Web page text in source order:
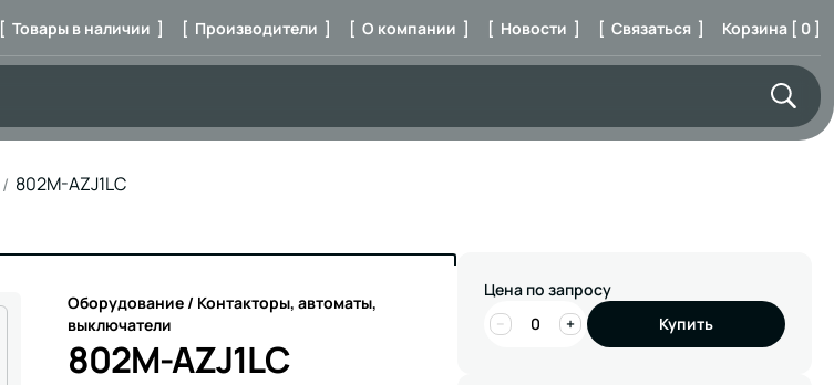
[ Товары в наличии ] [ Производители ] [ О компании ] [ Новости ] [ Связаться ] Корзина [ 0 ]
802M-AZJ1LC
Оборудование / Контакторы, автоматы,
выключатели
802M-AZJ1LC
Цена по запросу
−
+ Купить